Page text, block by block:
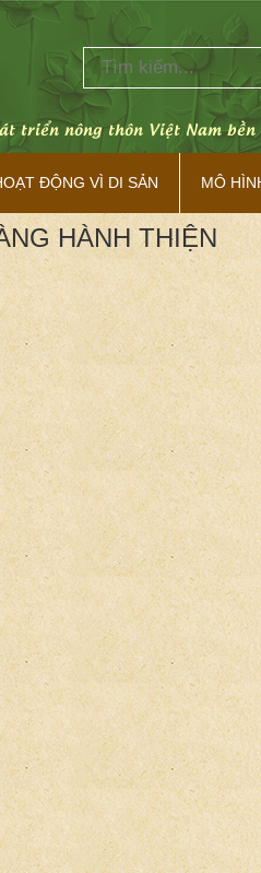
triển nông thôn Việt Nam bền
ĐỘNG VÌ DI SẢN MÔ
HÀNH THIỆN